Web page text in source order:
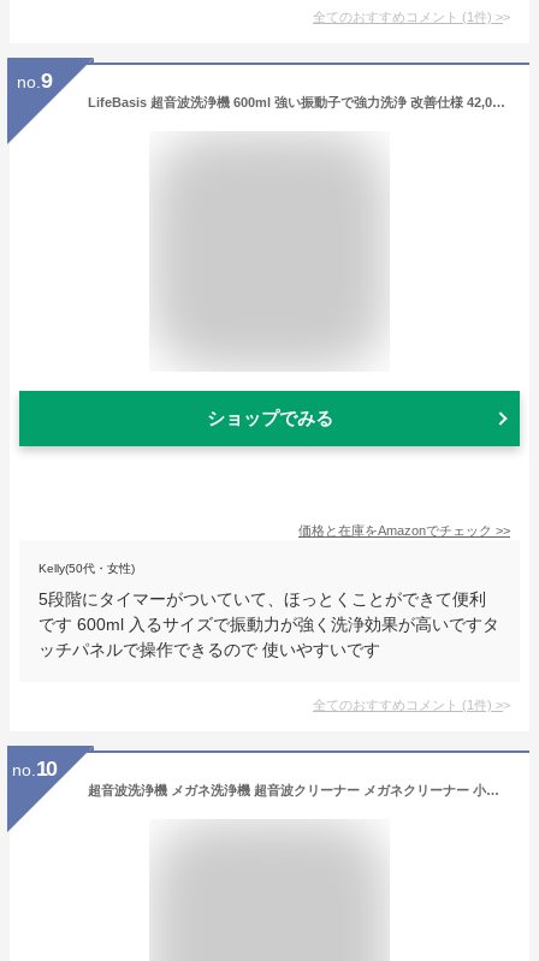
全てのおすすめコメント (1件) >
no. 9
LifeBasis 超音波洗浄機 600ml 強い振動子で強力洗浄 改善仕様 42,000Hz メガネ洗浄機 5段階タイマー搭載 超音波洗浄器 CDS-100 卓上クリーナー 時計 宝石 日用小物 精密部品洗浄機 タッチパネル採用
ショップでみる
価格と在庫をAmazonでチェック >>
Kelly(50代・女性)
5段階にタイマーがついていて、ほっとくことができて便利
です 600ml 入るサイズで振動力が強く洗浄効果が高いですタ
ッチパネルで操作できるので 使いやすいです
全てのおすすめコメント (1件) >
no. 10
超音波洗浄機 メガネ洗浄機 超音波クリーナー メガネクリーナー 小型 コンパクト 入れ歯 アクセサリー